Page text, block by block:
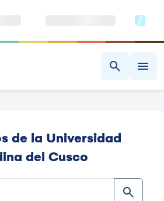
de la Universidad
del Cusco